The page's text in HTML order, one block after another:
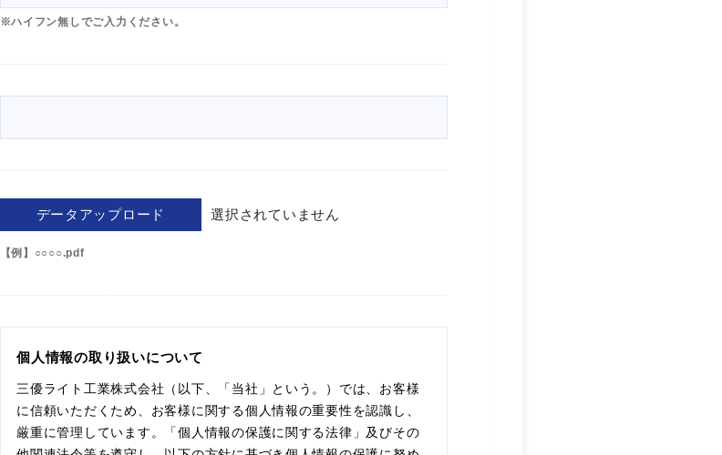
※ハイフン無しでご入力ください。
データアップロード 選択されていません
【例】○○○○.pdf
個人情報の取り扱いについて
三優ライト工業株式会社（以下、「当社」という。）では、お客様
に信頼いただくため、お客様に関する個人情報の重要性を認識し、
厳重に管理しています。「個人情報の保護に関する法律」及びその